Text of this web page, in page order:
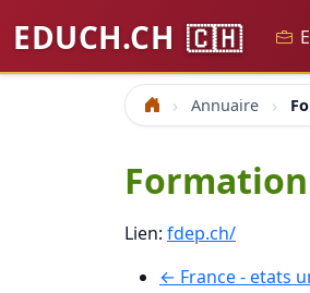
EDUCH.CH 🇨🇭
Accueil Annuaire
Lien: fdep.ch/
← France - etats